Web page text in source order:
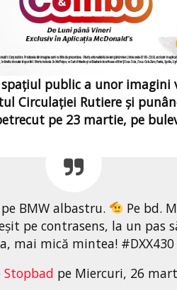
public a unor imagini
Circulației Rutiere și
pe 23 martie, pe
BMW albastru.
Pe bd.
pe contrasens, la un pas
mai mică mintea! #DXX430
Stopbad pe Miercuri, 26